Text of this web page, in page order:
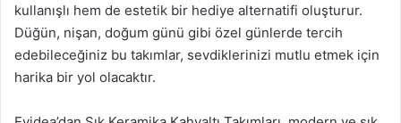
kullanışlı hem de estetik bir hediye alternatifi oluşturur.
Düğün, nişan, doğum günü gibi özel günlerde tercih
edebileceğiniz bu takımlar, sevdiklerinizi mutlu etmek için
harika bir yol olacaktır.